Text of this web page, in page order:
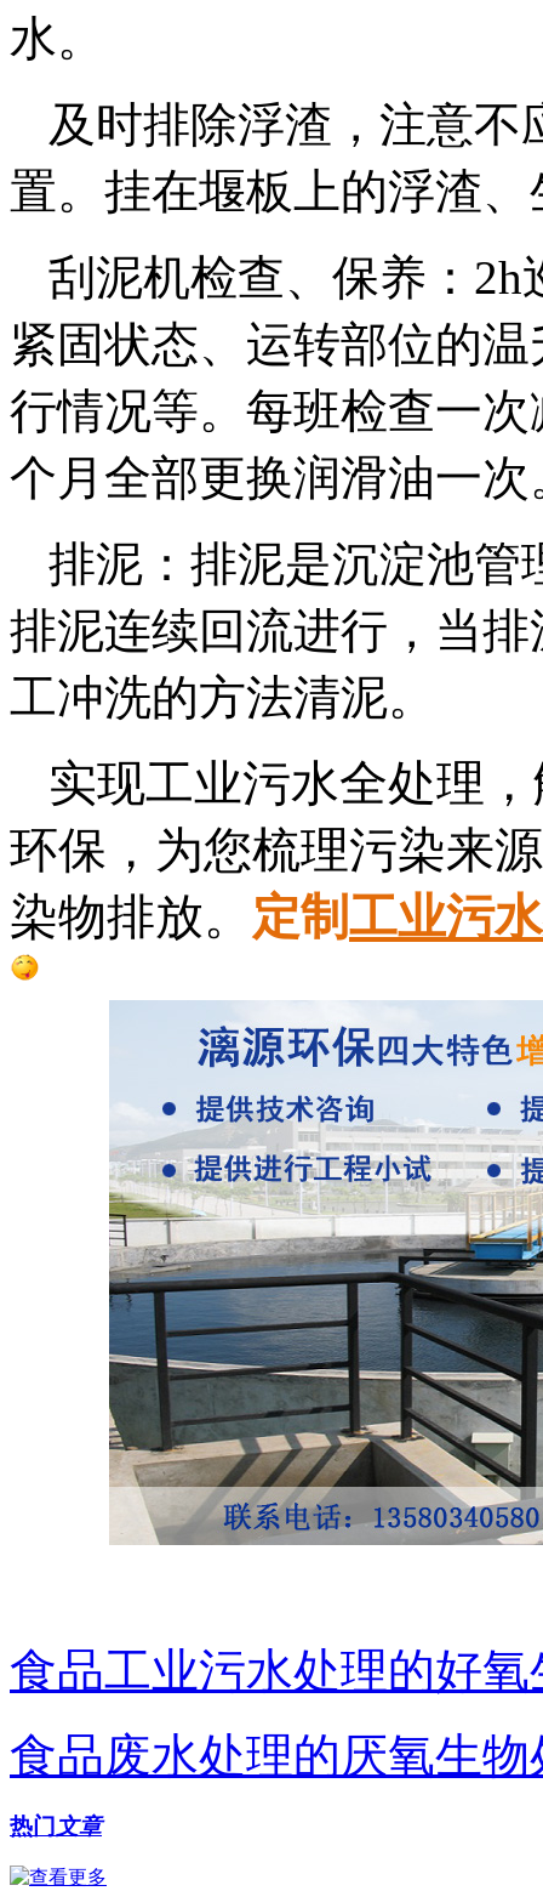
水。
及时排除浮渣，注意
置。挂在堰板上的浮渣
刮泥机检查、保养：
紧固状态、运转部位的
行情况等。每班检查一
个月全部更换润滑油一次
排泥：排泥是沉淀池管
排泥连续回流进行，当
工冲洗的方法清泥。
实现工业污水全处理
环保，为您梳理污染来
染物排放。 定制 工业污
食品工业污水处理的好
食品废水处理的厌氧生
热门 文章